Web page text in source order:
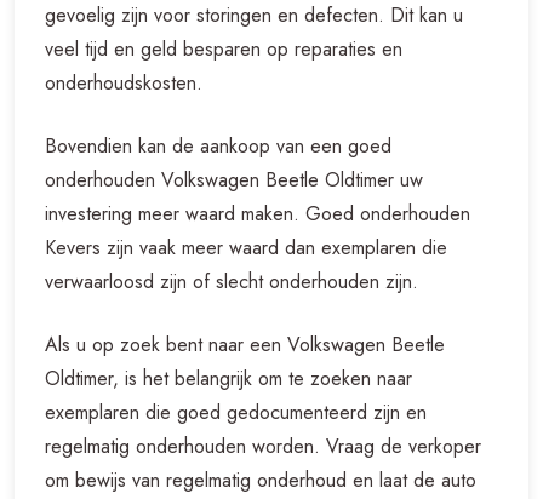
gevoelig zijn voor storingen en defecten. Dit kan u
veel tijd en geld besparen op reparaties en
onderhoudskosten.
Bovendien kan de aankoop van een goed
onderhouden Volkswagen Beetle Oldtimer uw
investering meer waard maken. Goed onderhouden
Kevers zijn vaak meer waard dan exemplaren die
verwaarloosd zijn of slecht onderhouden zijn.
Als u op zoek bent naar een Volkswagen Beetle
Oldtimer, is het belangrijk om te zoeken naar
exemplaren die goed gedocumenteerd zijn en
regelmatig onderhouden worden. Vraag de verkoper
om bewijs van regelmatig onderhoud en laat de auto